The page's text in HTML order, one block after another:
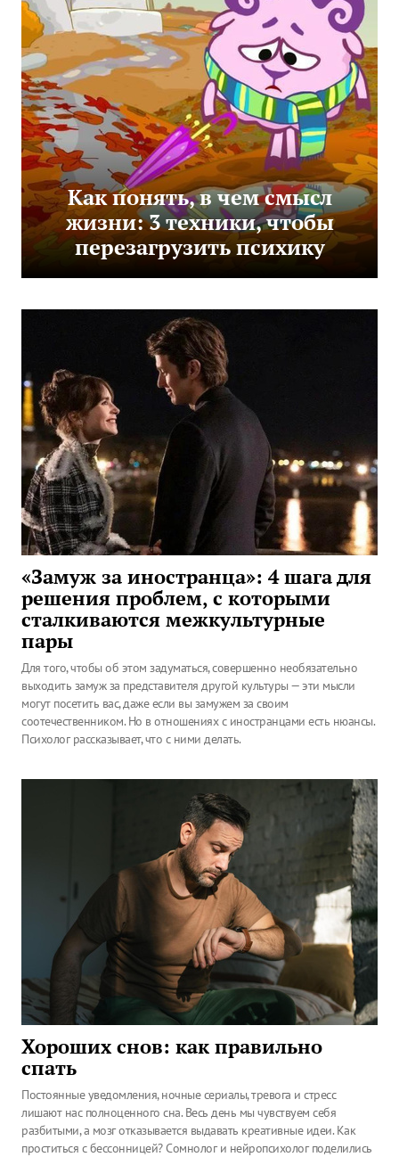
Как понять, в чем смысл
жизни: 3 техники, чтобы
перезагрузить психику
«Замуж за иностранца»: 4 шага для
решения проблем, с которыми
сталкиваются межкультурные
пары
Для того, чтобы об этом задуматься, совершенно необязательно
выходить замуж за представителя другой культуры — эти мысли
могут посетить вас, даже если вы замужем за своим
соотечественником. Но в отношениях с иностранцами есть нюансы.
Психолог рассказывает, что с ними делать.
Хороших снов: как правильно
спать
Постоянные уведомления, ночные сериалы, тревога и стресс
лишают нас полноценного сна. Весь день мы чувствуем себя
разбитыми, а мозг отказывается выдавать креативные идеи. Как
проститься с бессонницей? Сомнолог и нейропсихолог поделились